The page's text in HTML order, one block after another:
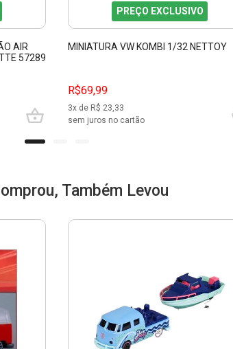
AIR
57289
PREÇO EXCLUSIVO
MINIATURA VW KOMBI 1/32 NETTOY
R$69,99
3x de R$ 23,33
sem juros no cartão
Também Levou